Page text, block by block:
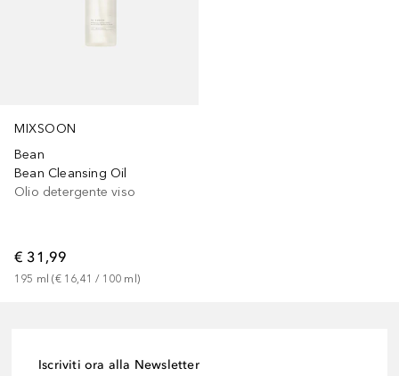
MIXSOON
Bean
Bean Cleansing Oil
Olio detergente viso
€ 31,99
195 ml (€ 16,41 / 100 ml)
Iscriviti ora alla Newsletter